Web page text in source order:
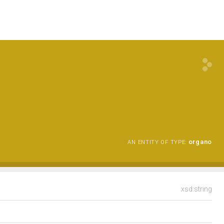
AN ENTITY OF TYPE: organo
xsd:string